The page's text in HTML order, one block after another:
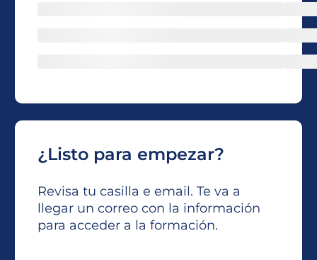
¿Listo para empezar?
Revisa tu casilla e email. Te va a
llegar un correo con la información
para acceder a la formación.